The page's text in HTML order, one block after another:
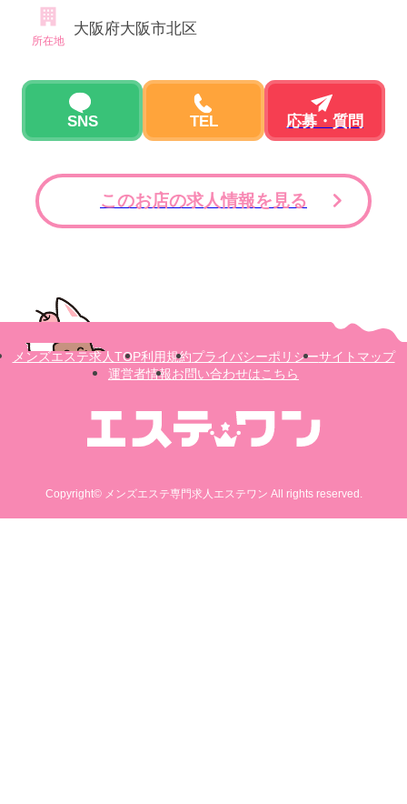
ア・梅田エリア・新大阪エリア・京橋エリア
所在地
大阪府大阪市北区
SNS TEL 応募・質問
このお店の求人情報を見る
メンズエステ求人TOP利用規約プライバシーポリシーサイトマップ
運営者情報お問い合わせはこちら
Copyright© メンズエステ専門求人エステワン All rights reserved.